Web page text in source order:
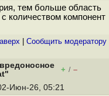
тем больше область
количеством компонент
Cообщить модератору
+ / –
Июн-26, 05:21